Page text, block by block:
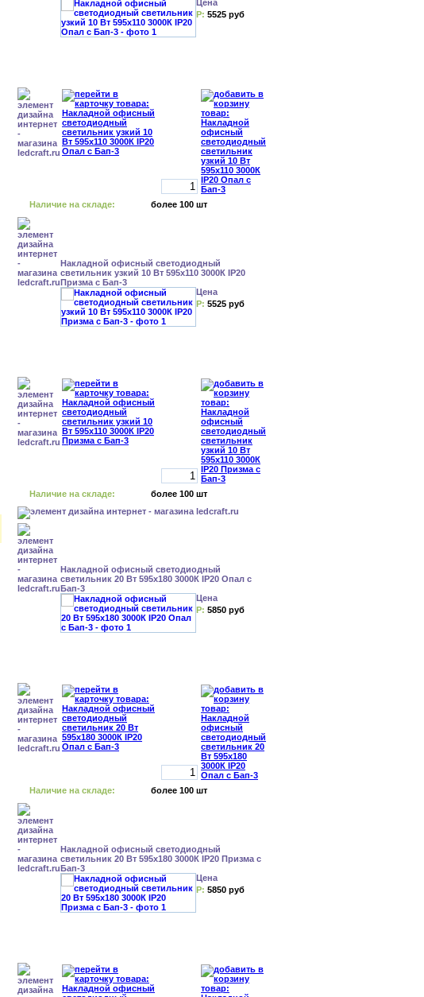
Цена
Р: 5525 руб
Наличие на складе: более 100 шт
Накладной офисный светодиодный
светильник узкий 10 Вт 595x110 3000К IP20
Призма с Бап-3
Цена
Р: 5525 руб
Наличие на складе: более 100 шт
Накладной офисный светодиодный
светильник 20 Вт 595x180 3000К IP20 Опал с
Бап-3
Цена
Р: 5850 руб
Наличие на складе: более 100 шт
Накладной офисный светодиодный
светильник 20 Вт 595x180 3000К IP20 Призма с
Бап-3
Цена
Р: 5850 руб